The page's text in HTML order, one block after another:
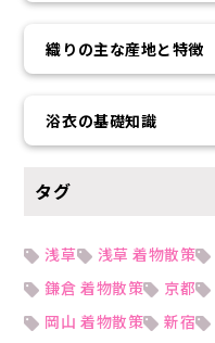
織りの主な産地と特徴
浴衣の基礎知識
タグ
浅草 浅草 着物散策
鎌倉 着物散策
京都
岡山 着物散策
新宿